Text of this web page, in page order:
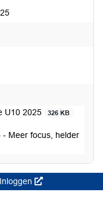
U10 2025
326 KB
- Meer focus, helder
Inloggen